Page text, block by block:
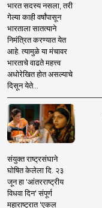
भारत सदस्य नसला, तरी
गेल्या काही वर्षांपासून
भारताला सातत्याने
निमंत्रित करण्यात येत
आहे. त्यामुळे या मंचावर
भारताचे वाढते महत्त्व
अधोरेखित होत असल्याचे
दिसून येते...
संयुक्त राष्ट्रसंघाने
घोषित केलेला दि. २३
जून हा 'आंतरराष्ट्रीय
विधवा दिन' संपूर्ण
महाराष्ट्रात 'एकल